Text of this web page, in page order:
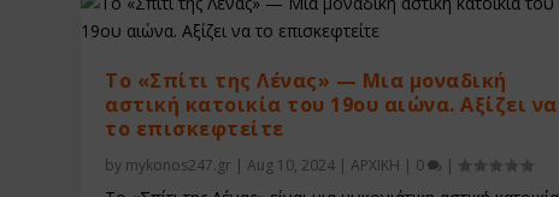
Το «Σπίτι της Λένας» — Μια μοναδική
αστική κατοικία του 19ου αιώνα. Αξίζει να
το επισκεφτείτε
by mykonos247.gr |Aug 10, 2024 |ΑΡΧΙΚΗ | 0 |